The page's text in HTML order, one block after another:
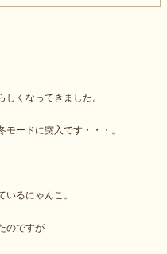
くなってきました。
ードに突入です・・・。
るにゃんこ。
のですが